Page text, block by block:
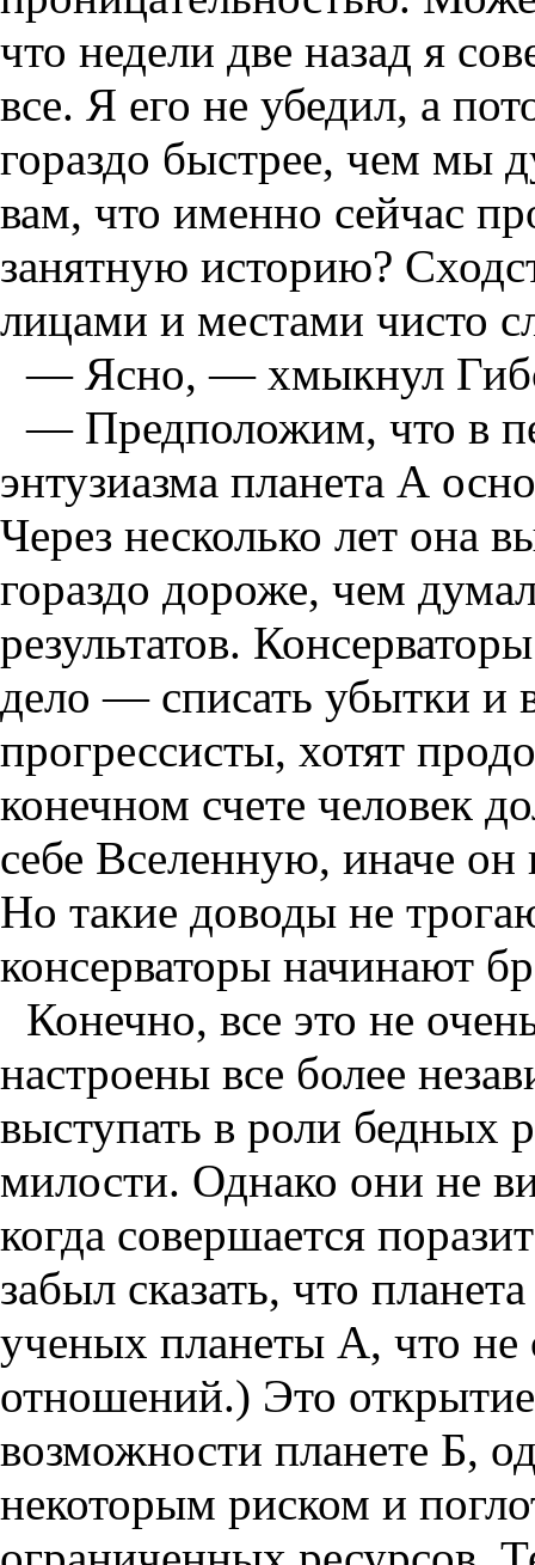
что недели две назад я
все. Я его не убедил, а
гораздо быстрее, чем мы
вам, что именно сейчас
занятную историю?
лицами и местами чисто
— Ясно, — хмыкнул
— Предположим, что в
энтузиазма планета А
Через несколько лет она
гораздо дороже, чем
результатов.
дело — списать убытки и
прогрессисты, хотят
конечном счете человек
себе Вселенную, иначе он
Но такие доводы не
консерваторы начинают
Конечно, все это не
настроены все более
выступать в роли бедных
милости. Однако они не
когда совершается
забыл сказать, что
ученых планеты А, что не
отношений.) Это
возможности планете Б,
некоторым риском и